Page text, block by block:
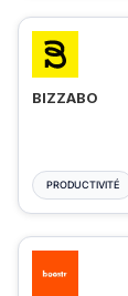
BIZZABO
PRODUCTIVITÉ